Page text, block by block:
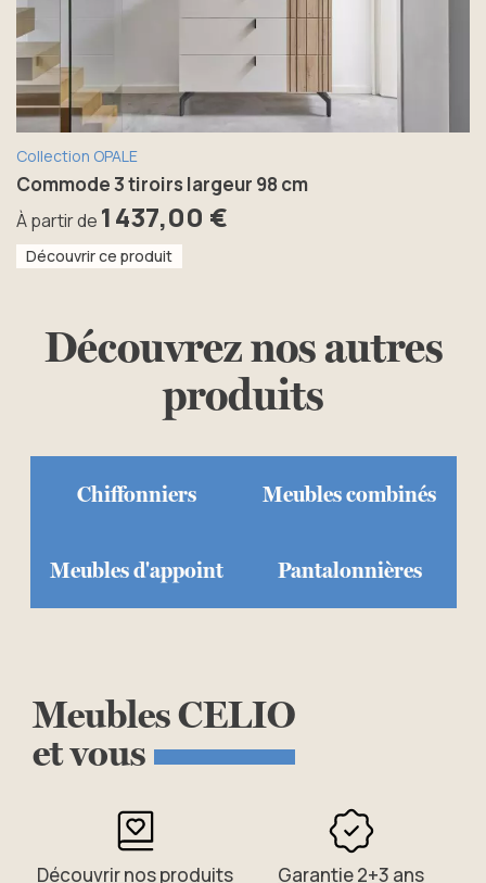
Collection OPALE
Commode 3 tiroirs largeur 98 cm
À partir de 1 437,00 €
Découvrir ce produit
Découvrez nos autres
produits
Chiffonniers Meubles combinés
Meubles d'appoint Pantalonnières
MeublesCELIO
etvous
Découvrir nos produits Garantie 2+3 ans